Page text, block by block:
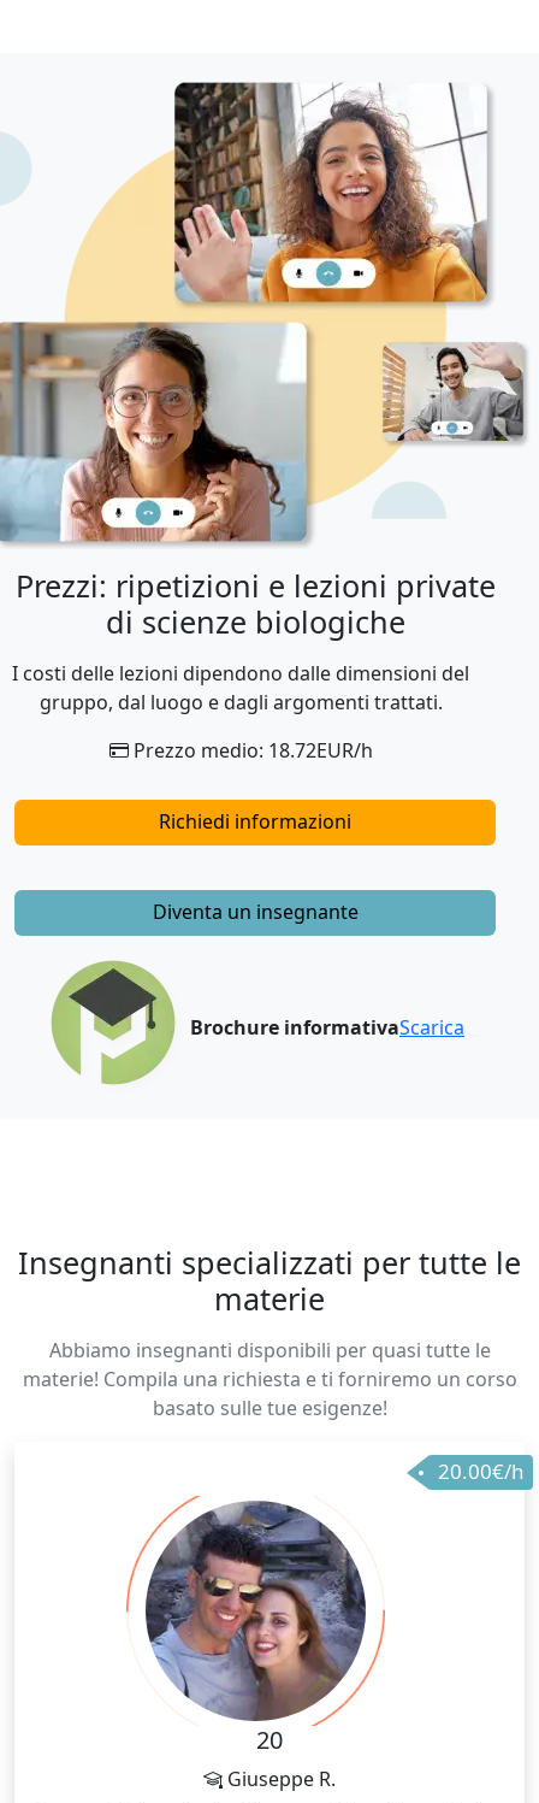
Prezzi: ripetizioni e lezioni private
di scienze biologiche
I costi delle lezioni dipendono dalle dimensioni del
gruppo, dal luogo e dagli argomenti trattati.
Prezzo medio: 18.72EUR/h
Richiedi informazioni
Diventa un insegnante
Brochure informativaScarica
Insegnanti specializzati per tutte le
materie
Abbiamo insegnanti disponibili per quasi tutte le
materie! Compila una richiesta e ti forniremo un corso
basato sulle tue esigenze!
20.00€/h
20
Giuseppe R.